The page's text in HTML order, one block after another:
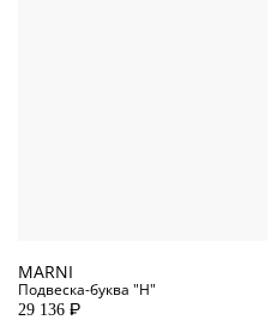
MARNI
Подвеска-буква "H"
29 136 P